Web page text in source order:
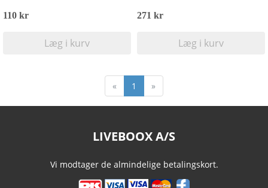
110 kr
Læg i kurv
271 kr
Læg i kurv
« 1 »
LIVEBOOX A/S
Vi modtager de almindelige betalingskort.